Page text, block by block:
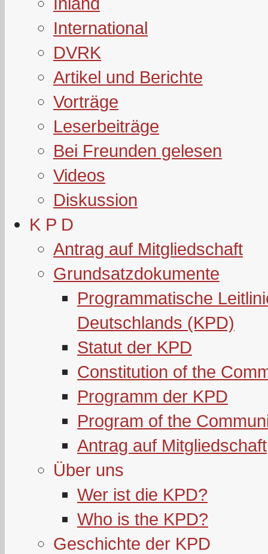
International
DVRK
Artikel und Berichte
Vorträge
Leserbeiträge
Bei Freunden gelesen
Videos
Diskussion
K P D
Antrag auf Mitgliedschaft
Grundsatzdokumente
Programmatische
Deutschlands (KPD)
Statut der KPD
Constitution of the
Programm der KPD
Program of the
Antrag auf Mitgliedschaft
Über uns
Wer ist die KPD?
Who is the KPD?
Geschichte der KPD